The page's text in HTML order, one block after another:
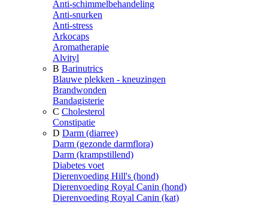
Anti-schimmelbehandeling
Anti-snurken
Anti-stress
Arkocaps
Aromatherapie
Alvityl
B Barinutrics
Blauwe plekken - kneuzingen
Brandwonden
Bandagisterie
C Cholesterol
Constipatie
D Darm (diarree)
Darm (gezonde darmflora)
Darm (krampstillend)
Diabetes voet
Dierenvoeding Hill's (hond)
Dierenvoeding Royal Canin (hond)
Dierenvoeding Royal Canin (kat)